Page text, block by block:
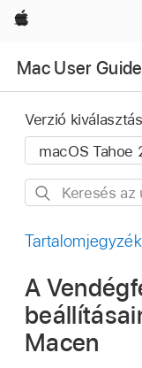
Apple
Mac User Guide
Verzió
Keresés
útmutatóban
Tartalomjegyzék
A
Macen